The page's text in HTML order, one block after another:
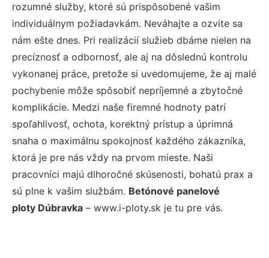
rozumné služby, ktoré sú prispôsobené vašim
individuálnym požiadavkám. Neváhajte a ozvite sa
nám ešte dnes. Pri realizácií služieb dbáme nielen na
precíznosť a odbornosť, ale aj na dôslednú kontrolu
vykonanej práce, pretože si uvedomujeme, že aj malé
pochybenie môže spôsobiť nepríjemné a zbytočné
komplikácie. Medzi naše firemné hodnoty patrí
spoľahlivosť, ochota, korektný prístup a úprimná
snaha o maximálnu spokojnosť každého zákazníka,
ktorá je pre nás vždy na prvom mieste. Naši
pracovníci majú dlhoročné skúsenosti, bohatú prax a
sú plne k vašim službám. Betónové panelové
ploty Dúbravka – www.i-ploty.sk je tu pre vás.